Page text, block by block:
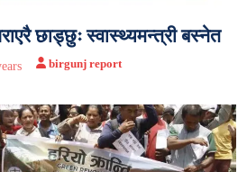
छाड्छुः स्वास्थ्यमन्त्री बस्नेत
birgunj report